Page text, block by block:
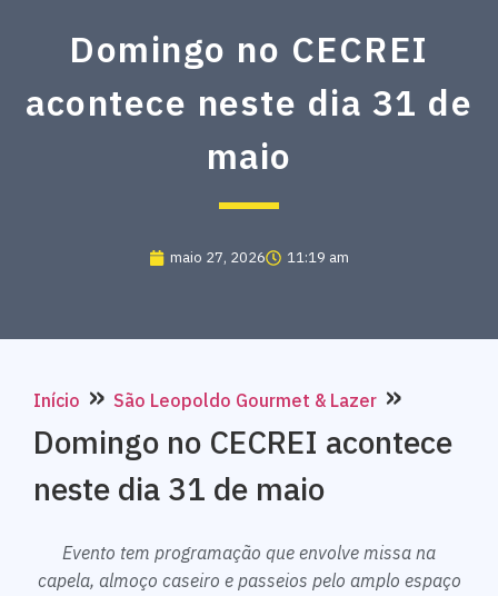
Domingo no CECREI
acontece neste dia 31 de
maio
maio 27, 2026 11:19 am
Início » São Leopoldo Gourmet & Lazer »
Domingo no CECREI acontece
neste dia 31 de maio
Evento tem programação que envolve missa na
capela, almoço caseiro e passeios pelo amplo espaço